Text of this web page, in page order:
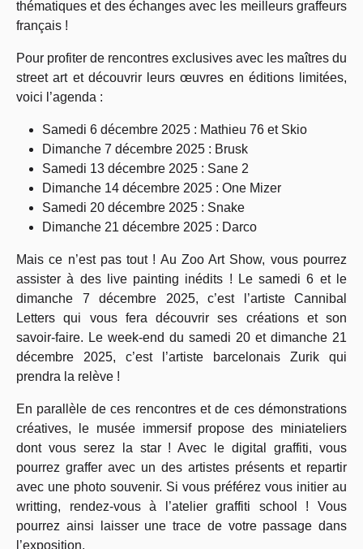
thématiques et des échanges avec les meilleurs graffeurs
français !
Pour profiter de rencontres exclusives avec les maîtres du
street art et découvrir leurs œuvres en éditions limitées,
voici l’agenda :
Samedi 6 décembre 2025 : Mathieu 76 et Skio
Dimanche 7 décembre 2025 : Brusk
Samedi 13 décembre 2025 : Sane 2
Dimanche 14 décembre 2025 : One Mizer
Samedi 20 décembre 2025 : Snake
Dimanche 21 décembre 2025 : Darco
Mais ce n’est pas tout ! Au Zoo Art Show, vous pourrez
assister à des live painting inédits ! Le samedi 6 et le
dimanche 7 décembre 2025, c’est l’artiste Cannibal
Letters qui vous fera découvrir ses créations et son
savoir-faire. Le week-end du samedi 20 et dimanche 21
décembre 2025, c’est l’artiste barcelonais Zurik qui
prendra la relève !
En parallèle de ces rencontres et de ces démonstrations
créatives, le musée immersif propose des miniateliers
dont vous serez la star ! Avec le digital graffiti, vous
pourrez graffer avec un des artistes présents et repartir
avec une photo souvenir. Si vous préférez vous initier au
writting, rendez-vous à l’atelier graffiti school ! Vous
pourrez ainsi laisser une trace de votre passage dans
l’exposition.